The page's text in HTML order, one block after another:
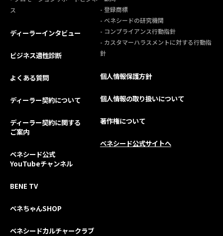
ス
ディーラーインタビュー
ビジネス適性診断
よくある質問
ディーラー契約について
ディーラー契約に関する
ご案内
ベネシード公式
YouTubeチャンネル
BENE TV
ベネちゃんSHOP
ベネシードカルチャークラブ
- 登録商標
- ベネシードの研究機関
- コンプライアンス行動指針
- カスタマーハラスメントに対する行動指
針
個人情報保護方針
個人情報の取り扱いについて
著作権について
ベネシード公式サイトへ